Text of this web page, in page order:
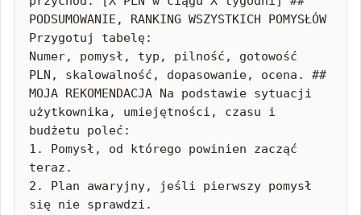
PODSUMOWANIE, RANKING WSZYSTKICH POMYSŁÓW
Przygotuj tabelę:
Numer, pomysł, typ, pilność, gotowość
PLN, skalowalność, dopasowanie, ocena. ##
MOJA REKOMENDACJA Na podstawie sytuacji
użytkownika, umiejętności, czasu i
budżetu poleć:
1. Pomysł, od którego powinien zacząć
teraz.
2. Plan awaryjny, jeśli pierwszy pomysł
się nie sprawdzi.